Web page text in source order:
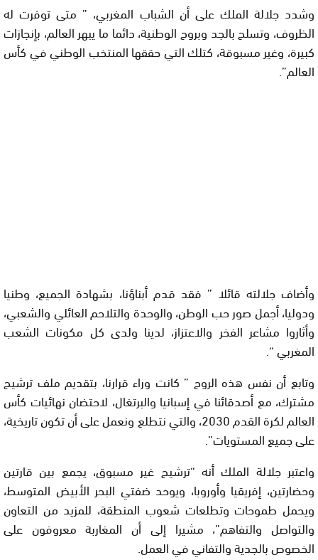
وشدد جلالة الملك على أن الشباب المغربي، ” متى توفرت له
الظروف، وتسلح بالجد وبروح الوطنية، دائما ما يبهر العالم، بإنجازات
كبيرة، وغير مسبوقة، كتلك التي حققها المنتخب الوطني في كأس
العالم”.
وأضاف جلالته قائلا ” فقد قدم أبناؤنا، بشهادة الجميع، وطنيا
ودوليا، أجمل صور حب الوطن، والوحدة والتلاحم العائلي والشعبي،
وأثاروا مشاعر الفخر والاعتزاز، لدينا ولدى كل مكونات الشعب
المغربي “.
وتابع أن نفس هذه الروح ” كانت وراء قرارنا، بتقديم ملف ترشيح
مشترك، مع أصدقائنا في إسبانيا والبرتغال، لاحتضان نهائيات كأس
العالم لكرة القدم 2030، والتي نتطلع ونعمل على أن تكون تاريخية،
على جميع المستويات”.
واعتبر جلالة الملك أنه “ترشيح غير مسبوق، يجمع بين قارتين
وحضارتين، إفريقيا وأوروبا، ويوحد ضفتي البحر الأبيض المتوسط،
ويحمل طموحات وتطلعات شعوب المنطقة، للمزيد من التعاون
والتواصل والتفاهم”، مشيرا إلى أن المغاربة معروفون على
الخصوص بالجدية والتفاني في العمل.